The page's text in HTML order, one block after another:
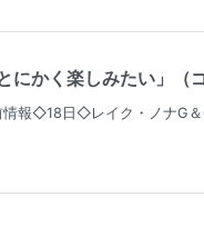
にかく楽しみたい」
報◇18日◇レイク・ノナG